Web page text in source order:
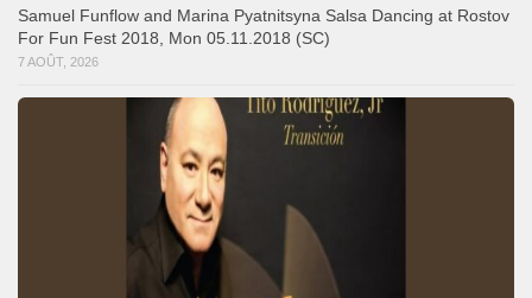
Samuel Funflow and Marina Pyatnitsyna Salsa Dancing at Rostov
For Fun Fest 2018, Mon 05.11.2018 (SC)
7 AOÛT, 2026